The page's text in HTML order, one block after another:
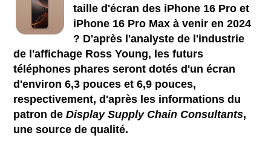
taille d'écran des iPhone 16 Pro et
iPhone 16 Pro Max à venir en 2024
? D'après l'analyste de l'industrie
de l'affichage Ross Young, les futurs
téléphones phares seront dotés d'un écran
d'environ 6,3 pouces et 6,9 pouces,
respectivement, d'après les informations du
patron deDisplay Supply Chain Consultants,
une source de qualité.